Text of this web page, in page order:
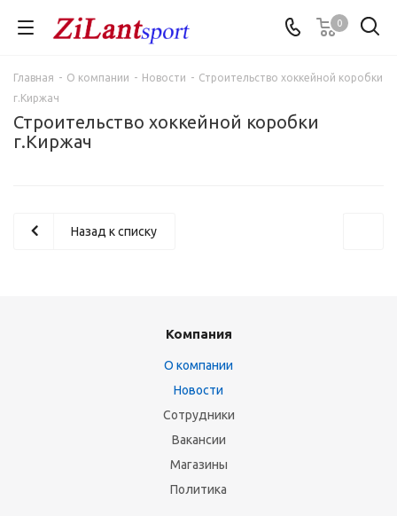
0
Главная - О компании - Новости - Строительство хоккейной коробки
г.Киржач
Строительство хоккейной коробки
г.Киржач
Назад к списку
Компания
О компании
Новости
Сотрудники
Вакансии
Магазины
Политика